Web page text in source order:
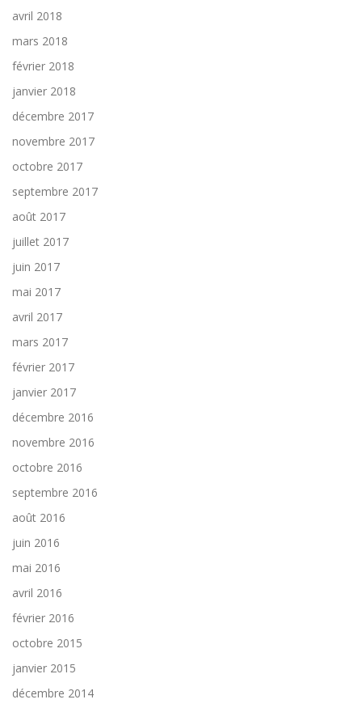
avril 2018
mars 2018
février 2018
janvier 2018
décembre 2017
novembre 2017
octobre 2017
septembre 2017
août 2017
juillet 2017
juin 2017
mai 2017
avril 2017
mars 2017
février 2017
janvier 2017
décembre 2016
novembre 2016
octobre 2016
septembre 2016
août 2016
juin 2016
mai 2016
avril 2016
février 2016
octobre 2015
janvier 2015
décembre 2014